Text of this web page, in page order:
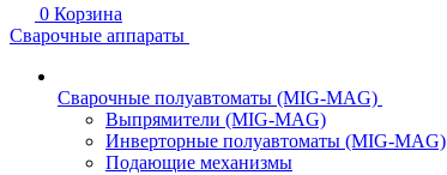
0 Корзина
Сварочные аппараты
Сварочные полуавтоматы (MIG-MAG)
Выпрямители (MIG-MAG)
Инверторные полуавтоматы (MIG-MAG)
Подающие механизмы